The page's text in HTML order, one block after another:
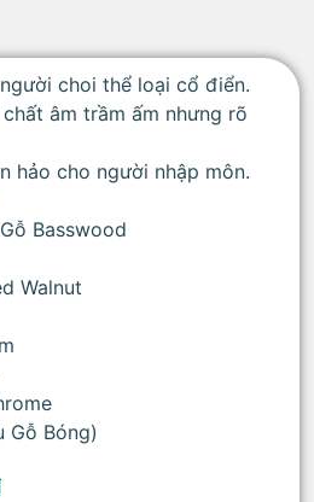
choi thể loại cổ điển.
âm trầm ấm nhưng rõ
hảo cho người nhập môn.
Basswood
Walnut
Gỗ Bóng)